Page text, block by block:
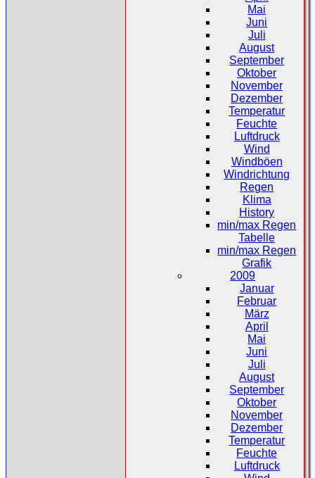
Mai
Juni
Juli
August
September
Oktober
November
Dezember
Temperatur
Feuchte
Luftdruck
Wind
Windböen
Windrichtung
Regen
Klima
History
min/max Regen
Tabelle
min/max Regen
Grafik
2009
Januar
Februar
März
April
Mai
Juni
Juli
August
September
Oktober
November
Dezember
Temperatur
Feuchte
Luftdruck